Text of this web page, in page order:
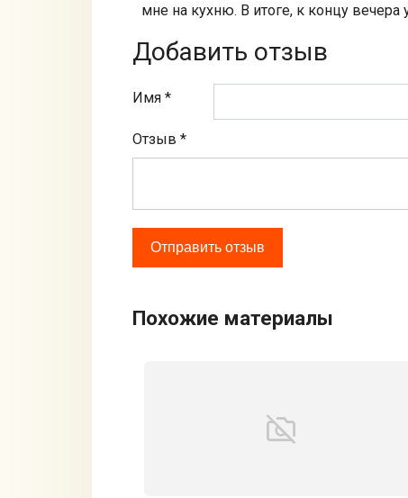
мне на кухню. В итоге, к концу вечера
Добавить отзыв
Имя *
Отзыв *
Похожие материалы